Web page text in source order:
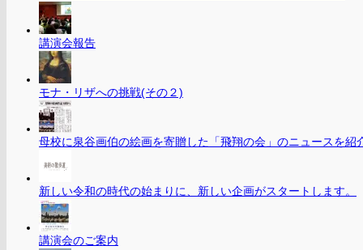
講演会報告
モナ・リザへの挑戦(その２)
母校に泉谷画伯の絵画を寄贈した「飛翔の会」のニュースを紹
新しい令和の時代の始まりに、新しい企画がスタートします。
講演会のご案内